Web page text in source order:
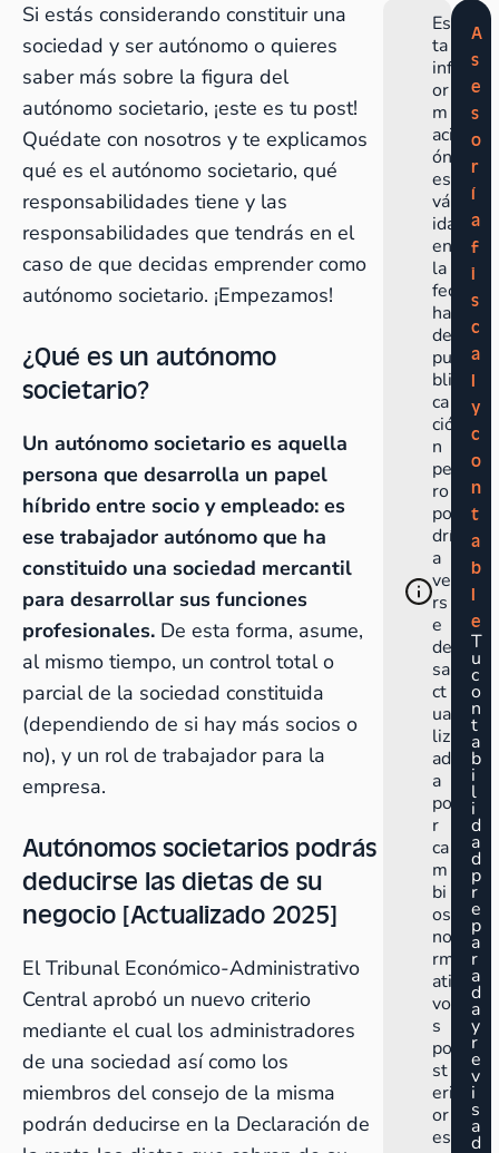
Si estás considerando constituir una
sociedad y ser autónomo o quieres
saber más sobre la figura del
autónomo societario, ¡este es tu post!
Quédate con nosotros y te explicamos
qué es el autónomo societario, qué
responsabilidades tiene y las
responsabilidades que tendrás en el
caso de que decidas emprender como
autónomo societario. ¡Empezamos!
¿Qué es un autónomo
societario?
Un autónomo societario es aquella
persona que desarrolla un papel
híbrido entre socio y empleado: es
ese trabajador autónomo que ha
constituido una sociedad mercantil
para desarrollar sus funciones
profesionales. De esta forma, asume,
al mismo tiempo, un control total o
parcial de la sociedad constituida
(dependiendo de si hay más socios o
no), y un rol de trabajador para la
empresa.
Autónomos societarios podrás
deducirse las dietas de su
negocio [Actualizado 2025]
El Tribunal Económico-Administrativo
Central aprobó un nuevo criterio
mediante el cual los administradores
de una sociedad así como los
miembros del consejo de la misma
podrán deducirse en la Declaración de
Es
ta
inf
or
m
aci
ón
es
vál
ida
en
la
fec
ha
de
pu
bli
ca
ció
n
pe
ro
po
drí
a
ve
rs
e
de
sa
ct
ua
liz
ad
a
po
r
ca
m
bi
os
no
rm
ati
vo
s
po
st
eri
or
es.
A
s
e
s
o
r
í
a
f
i
s
c
a
l
y
c
o
n
t
a
b
l
e
T
u
c
o
n
t
a
b
i
l
i
d
a
d
p
r
e
p
a
r
a
d
a
y
r
e
v
i
s
a
d